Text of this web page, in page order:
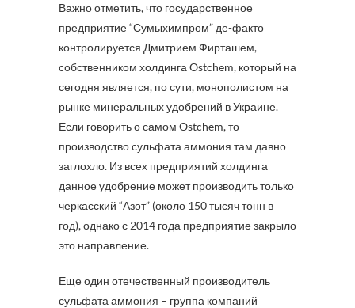
Важно отметить, что государственное
предприятие “Сумыхимпром” де-факто
контролируется Дмитрием Фирташем,
собственником холдинга Ostchem, который на
сегодня является, по сути, монополистом на
рынке минеральных удобрений в Украине.
Если говорить о самом Ostchem, то
производство сульфата аммония там давно
заглохло. Из всех предприятий холдинга
данное удобрение может производить только
черкасский “Азот” (около 150 тысяч тонн в
год), однако с 2014 года предприятие закрыло
это направление.
Еще один отечественный производитель
сульфата аммония – группа компаний